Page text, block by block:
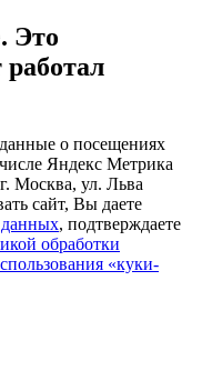
Это
о посещениях
Яндекс Метрика
Москва, ул. Льва
сайт, Вы даете
данных, подтверждаете
обработки
«куки-